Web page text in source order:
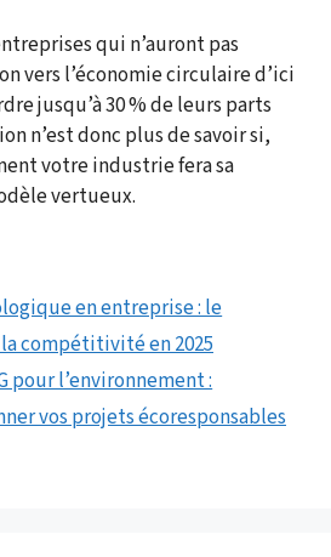
qui n’auront pas
vers l’économie circulaire d’ici
jusqu’à 30 % de leurs parts
n’est donc plus de savoir si,
votre industrie fera sa
vertueux.
en entreprise : le
compétitivité en 2025
pour l’environnement :
vos projets écoresponsables